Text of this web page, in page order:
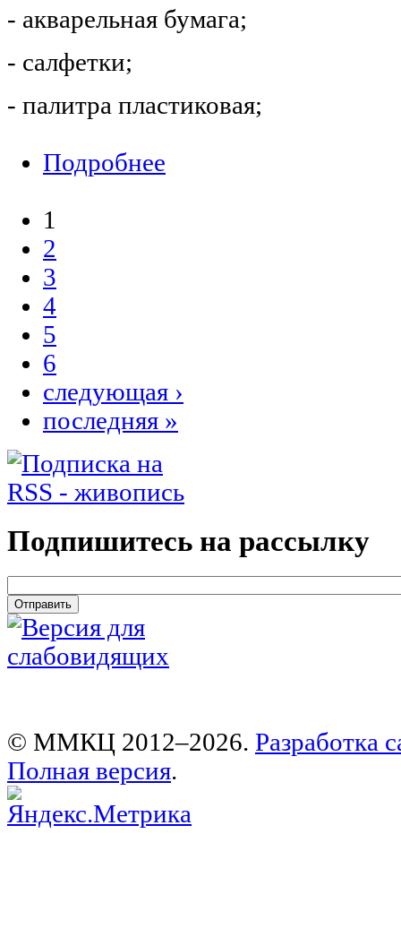
- акварельная бумага;
- салфетки;
- палитра пластиковая;
Подробнее
Страницы
1
2
3
4
5
6
следующая ›
последняя »
Подпишитесь на рассылку
© ММКЦ 2012–2026. Разработка
Полная версия.